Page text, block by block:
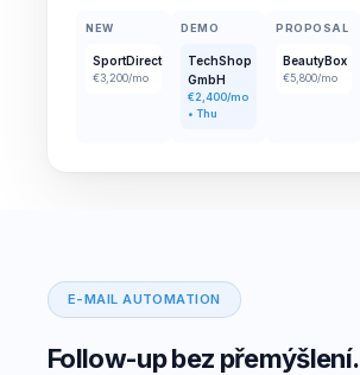
NEW
SportDirect
€3,200/mo
DEMO
TechShop
GmbH
€2,400/mo
• Thu
PROPOSAL
BeautyBox
€5,800/mo
E-MAIL AUTOMATION
Follow-up bez přemýšlení.